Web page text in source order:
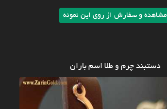
مشاهده و سفارش از روی این نمونه
دستبند چرم و طلا اسم باران